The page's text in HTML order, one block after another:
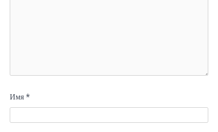
Имя *